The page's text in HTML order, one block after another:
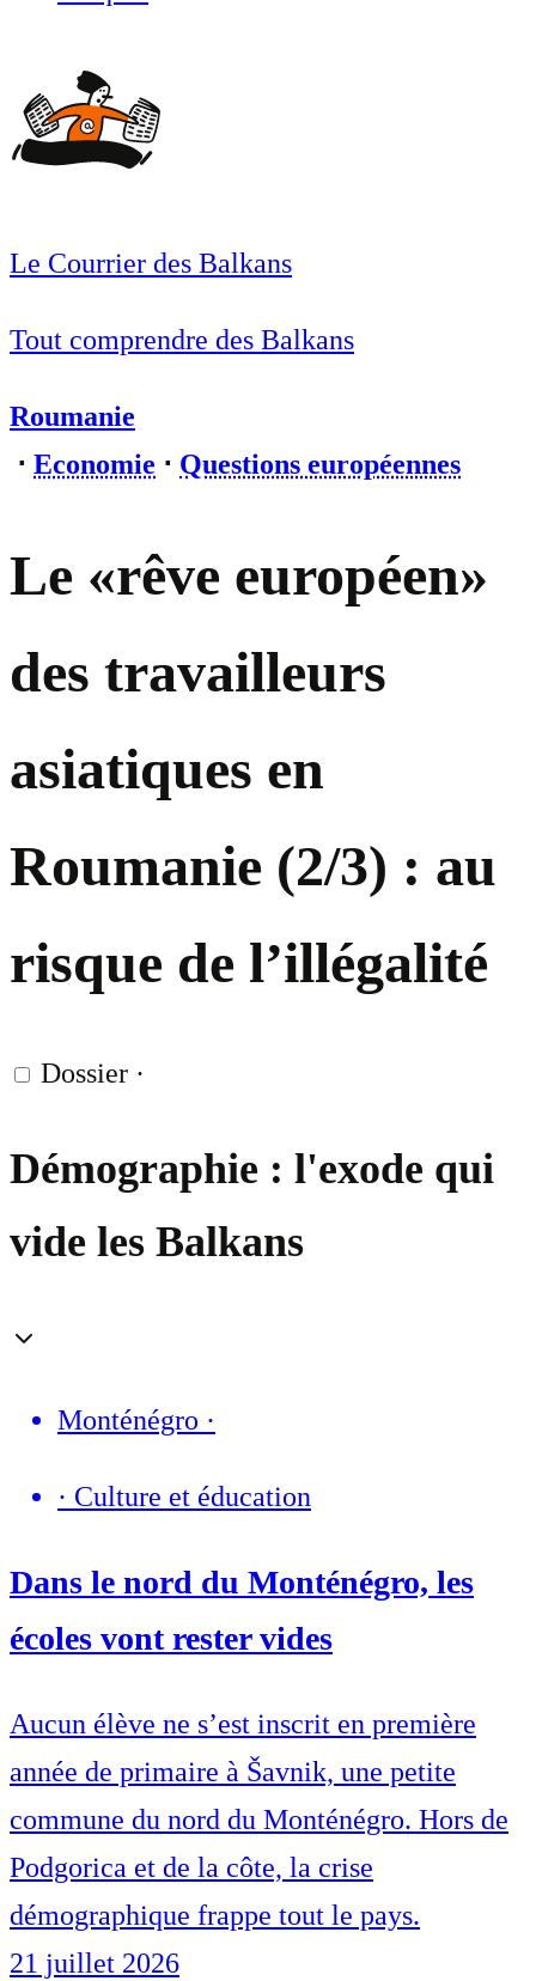
Le Courrier des Balkans
Tout comprendre des Balkans
Roumanie
⋅ Economie ⋅ Questions européennes
Le «rêve européen»
des travailleurs
asiatiques en
Roumanie (2/3) : au
risque de l’illégalité
Dossier ·
Démographie : l'exode qui
vide les Balkans
Monténégro ·
· Culture et éducation
Dans le nord du Monténégro, les
écoles vont rester vides
Aucun élève ne s’est inscrit en première
année de primaire à Šavnik, une petite
commune du nord du Monténégro. Hors de
Podgorica et de la côte, la crise
démographique frappe tout le pays.
21 juillet 2026